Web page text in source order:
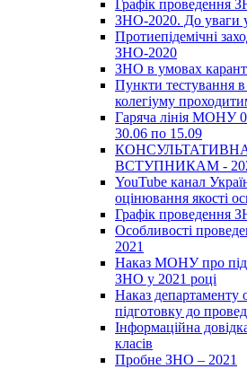
Графік проведення
ЗНО-2020. До уваги
Протиепідемічні
ЗНО-2020
ЗНО в умовах
Пункти тестування
колегіуму
Гаряча лінія МОНУ
30.06 по 15.09
ВСТУПНИКАМ -
YouTube канал
оцінювання якості
Графік проведення
Особливості
2021
Наказ МОНУ про
ЗНО у 2021 році
Наказ
підготовку до
Інформаційна
класів
Пробне ЗНО – 2021